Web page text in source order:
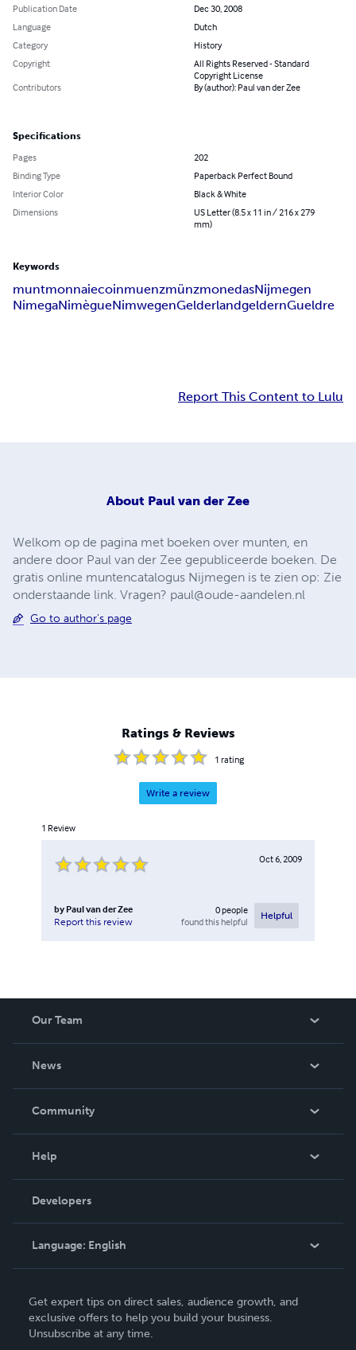
Publication Date
Dec 30, 2008
Language
Dutch
Category
History
Copyright
All Rights Reserved - Standard
Copyright License
Contributors
By (author): Paul van der Zee
Specifications
Pages
202
Binding Type
Paperback Perfect Bound
Interior Color
Black & White
Dimensions
US Letter (8.5 x 11 in / 216 x 279
mm)
Keywords
muntmonnaiecoinmuenzmünzmonedasNijmegen
NimegaNimègueNimwegenGelderlandgeldernGueldre
Report This Content to Lulu
About Paul van der Zee
Welkom op de pagina met boeken over munten, en
andere door Paul van der Zee gepubliceerde boeken. De
gratis online muntencatalogus Nijmegen is te zien op: Zie
onderstaande link. Vragen? paul@oude-aandelen.nl
Go to author's page
Ratings & Reviews
1 rating
Write a review
1 Review
Oct 6, 2009
by Paul van der Zee
Report this review
0people
found this helpful
Helpful
Our Team
News
In The News
Community
Podcast
Help
Order Lookup
Knowledge Base
Contact Support
Developers
Language: English
Deutsch
Français
Get expert tips on direct sales, audience growth, and
exclusive offers to help you build your business.
Unsubscribe at any time.